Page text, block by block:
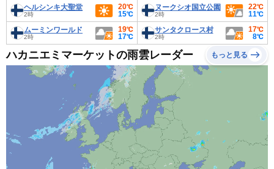
ヘルシンキ大聖堂
2時
20℃
15℃
ヌークシオ国立公園
2時
22℃
11℃
ムーミンワールド
2時
19℃
17℃
サンタクロース村
2時
17℃
8℃
ハカニエミマーケットの雨雲レーダー もっと見る